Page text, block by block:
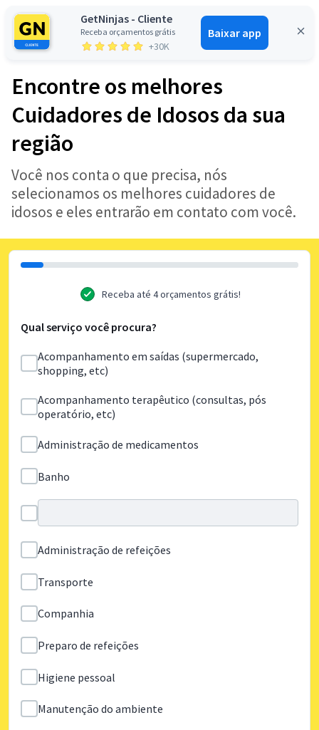
GetNinjas - Cliente
Receba orçamentos grátis
+30K
Baixar app
Entrar
Encontre os melhores
Cuidadores de Idosos da sua
região
Você nos conta o que precisa, nós
selecionamos os melhores cuidadores de
idosos e eles entrarão em contato com você.
Receba até 4 orçamentos grátis!
Qual serviço você procura?
Acompanhamento em saídas (supermercado,
shopping, etc)
Acompanhamento terapêutico (consultas, pós
operatório, etc)
Administração de medicamentos
Banho
Administração de refeições
Transporte
Companhia
Preparo de refeições
Higiene pessoal
Manutenção do ambiente